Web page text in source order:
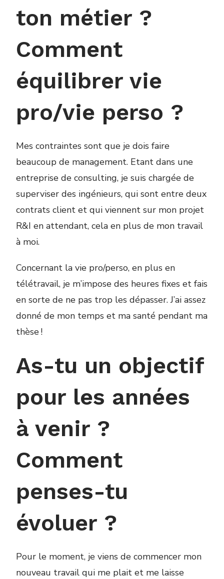
ton métier ?
Comment
équilibrer vie
pro/vie perso ?
Mes contraintes sont que je dois faire
beaucoup de management. Etant dans une
entreprise de consulting, je suis chargée de
superviser des ingénieurs, qui sont entre deux
contrats client et qui viennent sur mon projet
R&I en attendant, cela en plus de mon travail
à moi.
Concernant la vie pro/perso, en plus en
télétravail, je m’impose des heures fixes et fais
en sorte de ne pas trop les dépasser. J’ai assez
donné de mon temps et ma santé pendant ma
thèse !
As-tu un objectif
pour les années
à venir ?
Comment
penses-tu
évoluer ?
Pour le moment, je viens de commencer mon
nouveau travail qui me plait et me laisse